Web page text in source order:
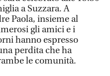
a Suzzara. A
Paola, insieme al
gli amici e i
hanno espresso
perdita che ha
le comunità.